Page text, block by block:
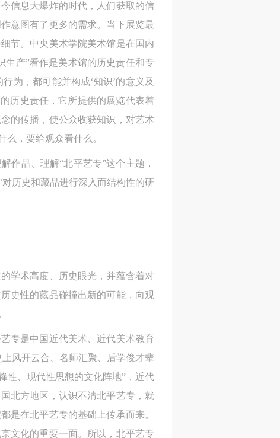
信息大爆炸的时代，人们获取的信
意图有了更多的需求。当下展览最
节。中央美术学院美术馆是在国内
生产”看作是美术馆的历史责任和专
为，都可能并构成‘知识’的意义及
历史责任，它所提供的展览代表着
的传播，使公众收获知识，对艺术
，要给观众看什么。
作品、理解“北平艺专”这个主题，
历史和藏品进行深入而结构性的研
学术高度、历史眼光，并蕴含着对
史性的藏品碰撞出新的可能，向观
专是中国近代美术、近代美术教育
风开云合、名师汇聚、后学俊才辈
性、现代性思想的文化阵地”，近代
北方地区，认识不清北平艺专，就
是在北平艺专的基础上传承而来。
文化的重要一面。所以，北平艺专